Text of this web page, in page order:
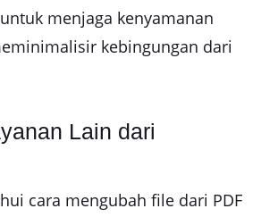
menjaga kenyamanan
kebingungan dari
Lain dari
cara mengubah file dari PDF